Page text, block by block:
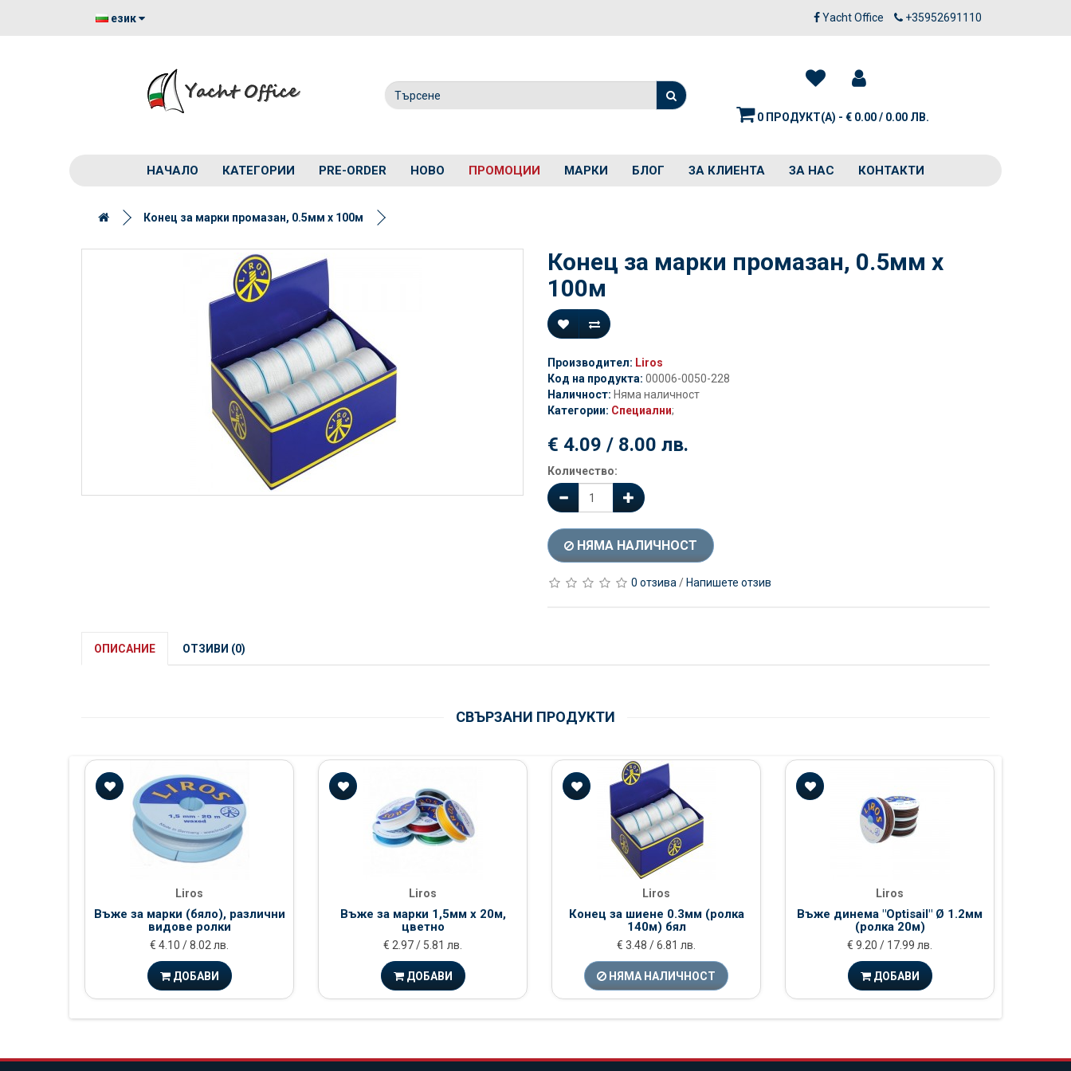
език Yacht Office +35952691110
0 ПРОДУКТ(А) - € 0.00 / 0.00 ЛВ.
НАЧАЛО КАТЕГОРИИ PRE-ORDER НОВО ПРОМОЦИИ МАРКИ БЛОГ ЗА КЛИЕНТА ЗА НАС КОНТАКТИ
Конец за марки промазан, 0.5мм x 100м
Конец за марки промазан, 0.5мм x
100м
Производител: Liros
Код на продукта: 00006-0050-228
Наличност: Няма наличност
Категории: Специални;
€ 4.09 / 8.00 лв.
Количество:
НЯМА НАЛИЧНОСТ
0 отзива / Напишете отзив
ОПИСАНИЕ ОТЗИВИ (0)
СВЪРЗАНИ ПРОДУКТИ
Liros
Въже за марки (бяло), различни
видове ролки
€ 4.10 / 8.02 лв.
ДОБАВИ
Liros
Въже за марки 1,5мм x 20м,
цветно
€ 2.97 / 5.81 лв.
ДОБАВИ
Liros
Конец за шиене 0.3мм (ролка
140м) бял
€ 3.48 / 6.81 лв.
НЯМА НАЛИЧНОСТ
Liros
Въже динема "Optisail" Ø 1.2мм
(ролка 20м)
€ 9.20 / 17.99 лв.
ДОБАВИ